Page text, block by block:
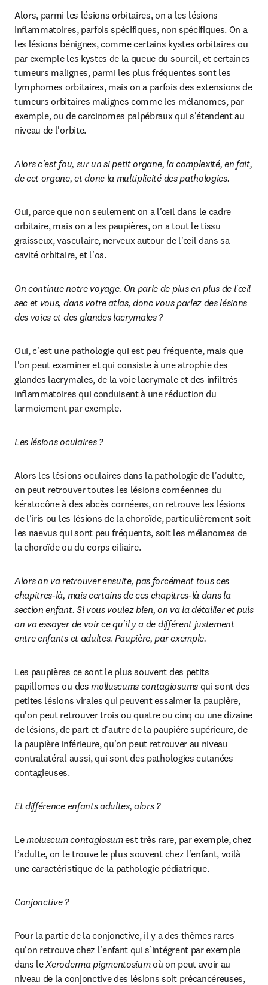
Alors, parmi les lésions orbitaires, on a les lésions
inflammatoires, parfois spécifiques, non spécifiques. On a
les lésions bénignes, comme certains kystes orbitaires ou
par exemple les kystes de la queue du sourcil, et certaines
tumeurs malignes, parmi les plus fréquentes sont les
lymphomes orbitaires, mais on a parfois des extensions de
tumeurs orbitaires malignes comme les mélanomes, par
exemple, ou de carcinomes palpébraux qui s'étendent au
niveau de l'orbite.
Alors c'est fou, sur un si petit organe, la complexité, en fait,
de cet organe, et donc la multiplicité des pathologies.
Oui, parce que non seulement on a l'œil dans le cadre
orbitaire, mais on a les paupières, on a tout le tissu
graisseux, vasculaire, nerveux autour de l'œil dans sa
cavité orbitaire, et l'os.
On continue notre voyage. On parle de plus en plus de l'œil
sec et vous, dans votre atlas, donc vous parlez des lésions
des voies et des glandes lacrymales ?
Oui, c'est une pathologie qui est peu fréquente, mais que
l'on peut examiner et qui consiste à une atrophie des
glandes lacrymales, de la voie lacrymale et des infiltrés
inflammatoires qui conduisent à une réduction du
larmoiement par exemple.
Les lésions oculaires ?
Alors les lésions oculaires dans la pathologie de l'adulte,
on peut retrouver toutes les lésions cornéennes du
kératocône à des abcès cornéens, on retrouve les lésions
de l'iris ou les lésions de la choroïde, particulièrement soit
les naevus qui sont peu fréquents, soit les mélanomes de
la choroïde ou du corps ciliaire.
Alors on va retrouver ensuite, pas forcément tous ces
chapitres-là, mais certains de ces chapitres-là dans la
section enfant. Si vous voulez bien, on va la détailler et puis
on va essayer de voir ce qu'il y a de différent justement
entre enfants et adultes. Paupière, par exemple.
Les paupières ce sont le plus souvent des petits
papillomes ou des molluscums contagiosums qui sont des
petites lésions virales qui peuvent essaimer la paupière,
qu'on peut retrouver trois ou quatre ou cinq ou une dizaine
de lésions, de part et d'autre de la paupière supérieure, de
la paupière inférieure, qu'on peut retrouver au niveau
contralatéral aussi, qui sont des pathologies cutanées
contagieuses.
Et différence enfants adultes, alors ?
Le moluscum contagiosum est très rare, par exemple, chez
l’adulte, on le trouve le plus souvent chez l'enfant, voilà
une caractéristique de la pathologie pédiatrique.
Conjonctive ?
Pour la partie de la conjonctive, il y a des thèmes rares
qu'on retrouve chez l'enfant qui s’intégrent par exemple
dans le Xeroderma pigmentosium où on peut avoir au
niveau de la conjonctive des lésions soit précancéreuses,